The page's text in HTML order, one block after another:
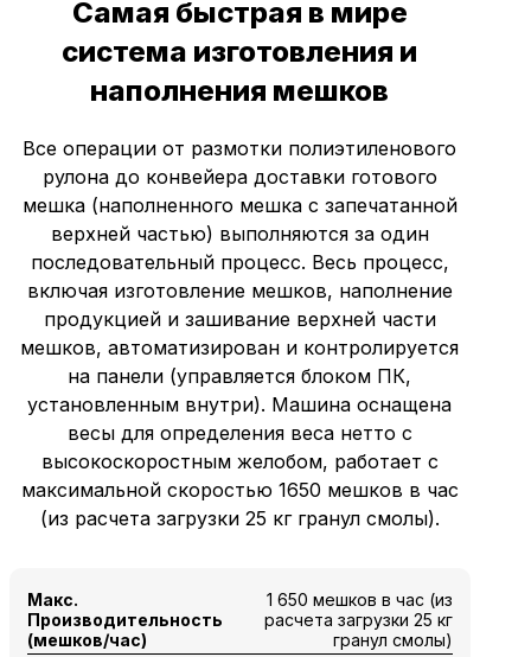
Самая быстрая в мире
система изготовления и
наполнения мешков
Все операции от размотки полиэтиленового
рулона до конвейера доставки готового
мешка (наполненного мешка с запечатанной
верхней частью) выполняются за один
последовательный процесс. Весь процесс,
включая изготовление мешков, наполнение
продукцией и зашивание верхней части
мешков, автоматизирован и контролируется
на панели (управляется блоком ПК,
установленным внутри). Машина оснащена
весы для определения веса нетто с
высокоскоростным желобом, работает с
максимальной скоростью 1650 мешков в час
(из расчета загрузки 25 кг гранул смолы).
Макс.
Производительность
(мешков/час)
1 650 мешков в час (из
расчета загрузки 25 кг
гранул смолы)